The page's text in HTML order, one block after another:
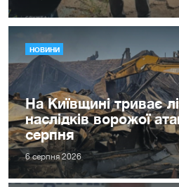
НОВИНИ
На Київщині триває
наслідків ворожої
серпня
6 серпня 2026